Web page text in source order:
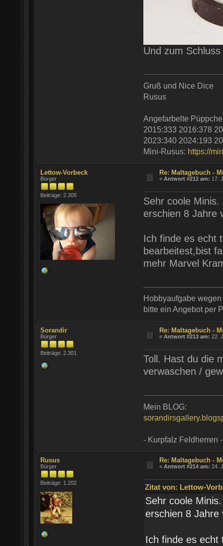
Und zum
Gruß und Nice Dice
Rusus
Angefarbelte
2015:333 2016:378
2023:340 2024:193
Mini-Rusus: https://
Lettow-Vorbeck
Bürger
Beiträge: 2.305
Re: Maltagebuch -
«Antwort #212 am: 17.
Sehr coole
erschien 8 Jahre
Ich finde es echt
bearbeitest,bist
mehr Marvel
Hobbyaufgabe
bitte ein Angebot per
Sorandir
Bürger
Beiträge: 2.301
Re: Maltagebuch -
«Antwort #213 am: 22.
Toll. Hast du die
verwaschen /
Mein BLOG:
- Kurpfalz Feldherren -
Rusus
Bürger
Beiträge: 1.202
Re: Maltagebuch -
«Antwort #214 am: 24.
Zitat von: Lettow-
Sehr coole
erschien 8
Ich finde es echt